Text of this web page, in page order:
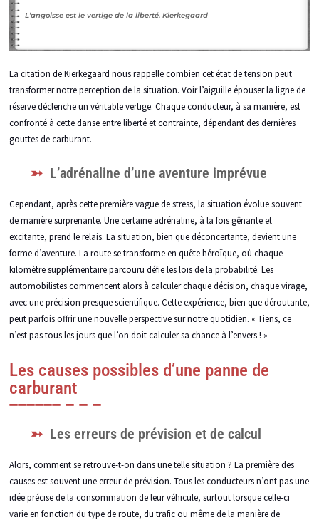
L’angoisse est le vertige de la liberté. Kierkegaard
La citation de Kierkegaard nous rappelle combien cet état de tension peut
transformer notre perception de la situation. Voir l’aiguille épouser la ligne de
réserve déclenche un véritable vertige. Chaque conducteur, à sa manière, est
confronté à cette danse entre liberté et contrainte, dépendant des dernières
gouttes de carburant.
L’adrénaline d’une aventure imprévue
Cependant, après cette première vague de stress, la situation évolue souvent
de manière surprenante. Une certaine adrénaline, à la fois gênante et
excitante, prend le relais. La situation, bien que déconcertante, devient une
forme d’aventure. La route se transforme en quête héroïque, où chaque
kilomètre supplémentaire parcouru défie les lois de la probabilité. Les
automobilistes commencent alors à calculer chaque décision, chaque virage,
avec une précision presque scientifique. Cette expérience, bien que déroutante,
peut parfois offrir une nouvelle perspective sur notre quotidien. « Tiens, ce
n’est pas tous les jours que l’on doit calculer sa chance à l’envers ! »
Les causes possibles d’une panne de
carburant
Les erreurs de prévision et de calcul
Alors, comment se retrouve-t-on dans une telle situation ? La première des
causes est souvent une erreur de prévision. Tous les conducteurs n’ont pas une
idée précise de la consommation de leur véhicule, surtout lorsque celle-ci
varie en fonction du type de route, du trafic ou même de la manière de